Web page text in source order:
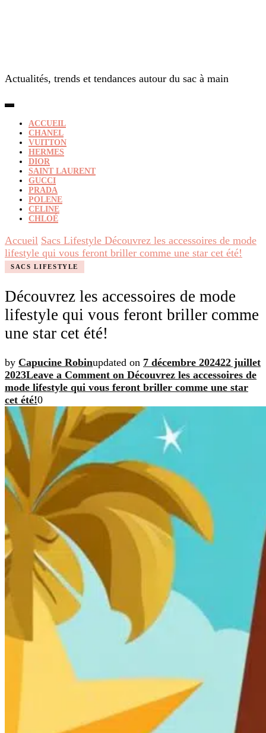
Actualités, trends et tendances autour du sac à main
ACCUEIL
CHANEL
VUITTON
HERMES
DIOR
SAINT LAURENT
GUCCI
PRADA
POLENE
CELINE
CHLOÉ
Accueil Sacs Lifestyle Découvrez les accessoires de mode
lifestyle qui vous feront briller comme une star cet été!
SACS LIFESTYLE
Découvrez les accessoires de mode
lifestyle qui vous feront briller comme
une star cet été!
by Capucine Robinupdated on 7 décembre 202422 juillet
2023Leave a Comment on Découvrez les accessoires de
mode lifestyle qui vous feront briller comme une star
cet été!0